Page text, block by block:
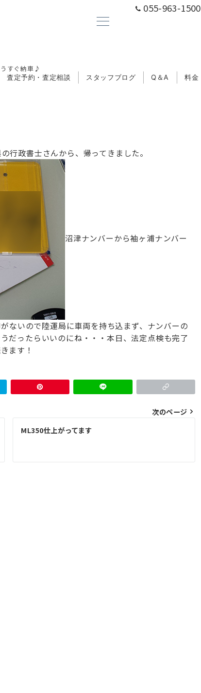
055-963-1500
査定予約・査定相談 スタッフブログ Q＆A 料金
すぐ納車♪
行政書士さんから、帰ってきました。
沼津ナンバーから袖ヶ浦ナンバー
ないので陸運局に車両を持ち込まず、ナンバーの
だったらいいのにね・・・本日、法定点検も完了
ます！
次のページ
ML350仕上がってます
お問合せ電話番号
055-963-1500
火曜～土曜 9:00~18:00